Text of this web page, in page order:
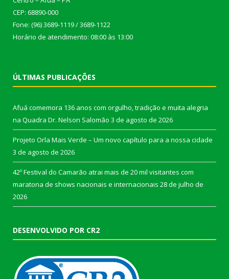
CEP: 68890-000
Fone: (96) 3689-1119 / 3689-1122
Horário de atendimento: 08:00 às 13:00
ÚLTIMAS PUBLICAÇÕES
Afuá comemora 136 anos com orgulho, tradição e muita alegria
na Quadra Dr. Nelson Salomão 3 de agosto de 2026
Projeto Orla Mais Verde – Um novo capítulo para a nossa cidade
3 de agosto de 2026
42º Festival do Camarão atrai mais de 20 mil visitantes com
maratona de shows nacionais e internacionais 28 de julho de
2026
DESENVOLVIDO POR CR2